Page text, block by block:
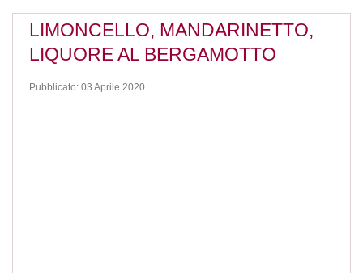
LIMONCELLO, MANDARINETTO,
LIQUORE AL BERGAMOTTO
Pubblicato: 03 Aprile 2020